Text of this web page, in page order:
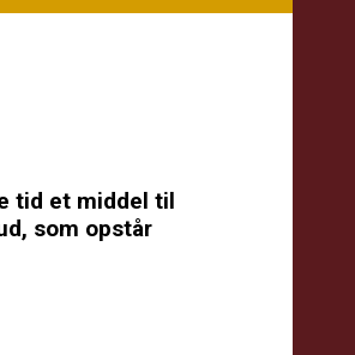
tid et middel til
som opstår